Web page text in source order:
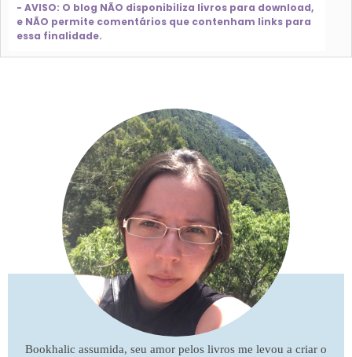
- AVISO: O blog NÃO disponibiliza livros para download,
e NÃO permite comentários que contenham links para
essa finalidade.
Bookhalic assumida, seu amor pelos livros me levou a criar o